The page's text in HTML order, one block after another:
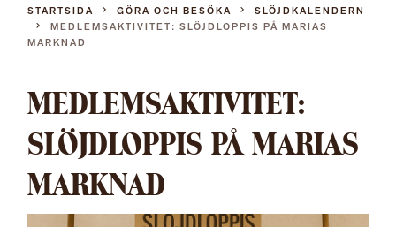
STARTSIDA GÖRA OCH BESÖKA
SLÖJDKALENDERN
MEDLEMSAKTIVITET: SLÖJDLOPPIS PÅ MARIAS
MARKNAD
MEDLEMSAKTIVITET:
SLÖJDLOPPIS PÅ MARIAS
MARKNAD